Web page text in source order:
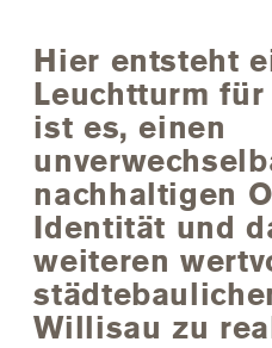
Hier entsteht
Leuchtturm
ist es, einen
nachhaltigen
Identität und
weiteren
Willisau zu